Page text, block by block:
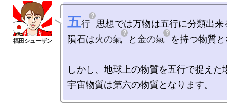
五行
思想では万物は五行に分類出来
隕石は火の氣 と金の氣 を持つ物質
しかし、地球上の物質を五行で捉えた